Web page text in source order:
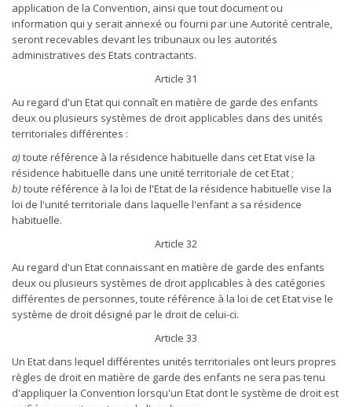
application de la Convention, ainsi que tout document ou
information qui y serait annexé ou fourni par une Autorité centrale,
seront recevables devant les tribunaux ou les autorités
administratives des Etats contractants.
Article 31
Au regard d'un Etat qui connaît en matière de garde des enfants
deux ou plusieurs systèmes de droit applicables dans des unités
territoriales différentes :
a)toute référence à la résidence habituelle dans cet Etat vise la
résidence habituelle dans une unité territoriale de cet Etat ;
b)toute référence à la loi de l'Etat de la résidence habituelle vise la
loi de l'unité territoriale dans laquelle l'enfant a sa résidence
habituelle.
Article 32
Au regard d'un Etat connaissant en matière de garde des enfants
deux ou plusieurs systèmes de droit applicables à des catégories
différentes de personnes, toute référence à la loi de cet Etat vise le
système de droit désigné par le droit de celui-ci.
Article 33
Un Etat dans lequel différentes unités territoriales ont leurs propres
règles de droit en matière de garde des enfants ne sera pas tenu
d'appliquer la Convention lorsqu'un Etat dont le système de droit est